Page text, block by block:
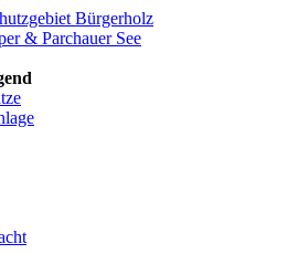
Bürgerholz
& Parchauer See